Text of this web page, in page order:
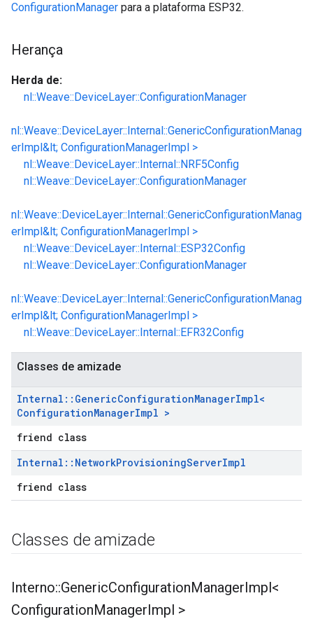
ConfigurationManager para a plataforma ESP32.
Herança
Herda de:
nl::Weave::DeviceLayer::ConfigurationManager
nl::Weave::DeviceLayer::Internal::GenericConfigurationManag
erImpl&lt; ConfigurationManagerImpl >
nl::Weave::DeviceLayer::Internal::NRF5Config
nl::Weave::DeviceLayer::ConfigurationManager
nl::Weave::DeviceLayer::Internal::GenericConfigurationManag
erImpl&lt; ConfigurationManagerImpl >
nl::Weave::DeviceLayer::Internal::ESP32Config
nl::Weave::DeviceLayer::ConfigurationManager
nl::Weave::DeviceLayer::Internal::GenericConfigurationManag
erImpl&lt; ConfigurationManagerImpl >
nl::Weave::DeviceLayer::Internal::EFR32Config
Classes de amizade
Internal :: GenericConfigurationManagerImpl<
ConfigurationManagerImpl >
friend class
Internal :: NetworkProvisioningServerImpl
friend class
Classes de amizade
Interno::GenericConfigurationManagerImpl<
ConfigurationManagerImpl >